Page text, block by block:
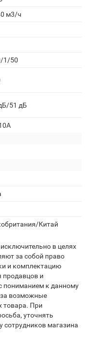
м3/ч
1/50
51 дБ
Китай
в целях
за собой право
и комплектацию
продавцов и
пониманием к данному
за возможные
товара. При
уточнять
сотрудников магазина